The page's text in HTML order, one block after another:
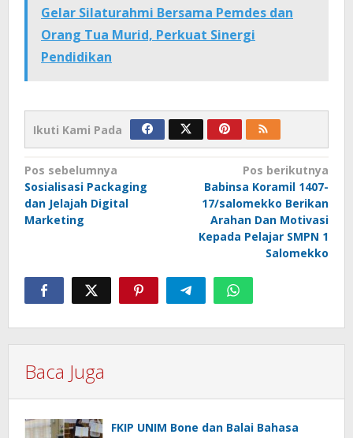
Gelar Silaturahmi Bersama Pemdes dan
Orang Tua Murid, Perkuat Sinergi
Pendidikan
Ikuti Kami Pada
Navigasi
pos
Pos sebelumnya
Sosialisasi Packaging
dan Jelajah Digital
Marketing
Pos berikutnya
Babinsa Koramil 1407-
17/salomekko Berikan
Arahan Dan Motivasi
Kepada Pelajar SMPN 1
Salomekko
Baca Juga
FKIP UNIM Bone dan Balai Bahasa